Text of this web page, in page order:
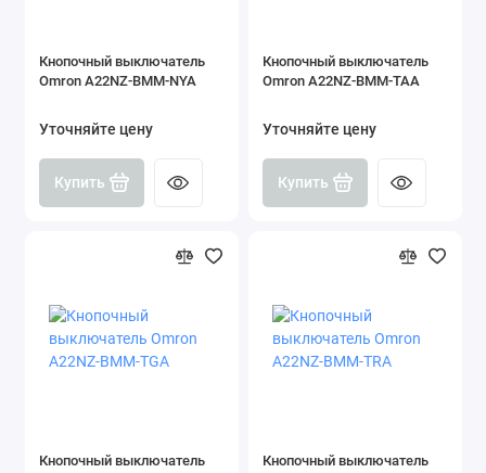
Кнопочный выключатель
Omron A22NZ-BMM-NYA
Уточняйте цену
Купить
Кнопочный выключатель
Omron A22NZ-BMM-TAA
Уточняйте цену
Купить
Кнопочный выключатель
Кнопочный выключатель